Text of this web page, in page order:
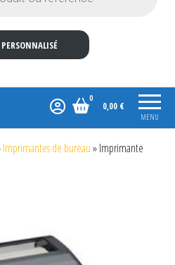
MENU
0
0,00 €
Imprimantes de bureau»Imprimante